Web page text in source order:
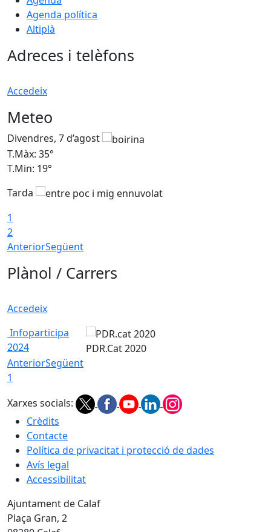
Agenda política
Altiplà
Adreces i telèfons
Accedeix
Meteo
Divendres, 7 d’agost
T.Màx: 35°
T.Min: 19°
Tarda
1
2
AnteriorSegüent
Plànol / Carrers
Accedeix
Infoparticipa
2024
PDR.Cat 2020
AnteriorSegüent
1
Xarxes socials:
Crèdits
Contacte
Política de privacitat i protecció de dades
Avís legal
Accessibilitat
Ajuntament de Calaf
Plaça Gran, 2